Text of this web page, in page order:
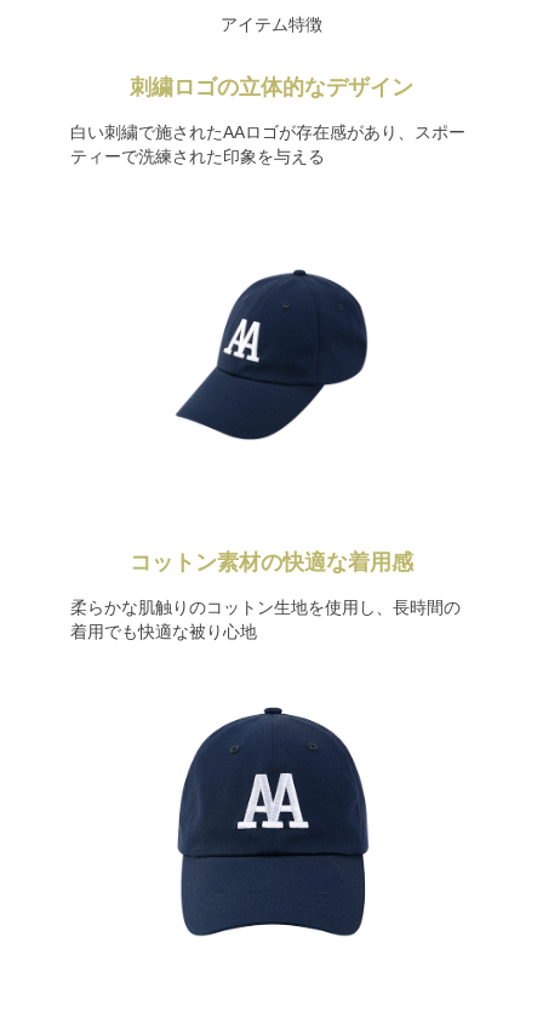
アイテム特徴
刺繍ロゴの立体的なデザイン
白い刺繍で施されたAAロゴが存在感があり、スポー
ティーで洗練された印象を与える
コットン素材の快適な着用感
柔らかな肌触りのコットン生地を使用し、長時間の
着用でも快適な被り心地